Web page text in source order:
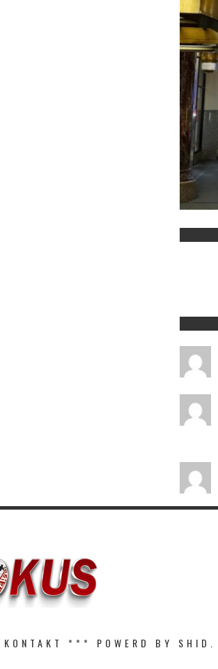
KONTAKT *** POWERD BY SHID.